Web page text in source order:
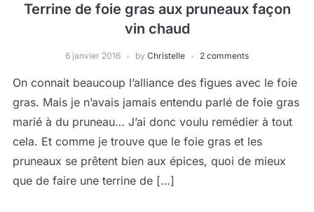
Terrine de foie gras aux pruneaux façon
vin chaud
6 janvier 2016 by Christelle 2 comments
On connait beaucoup l’alliance des figues avec le foie
gras. Mais je n’avais jamais entendu parlé de foie gras
marié à du pruneau… J’ai donc voulu remédier à tout
cela. Et comme je trouve que le foie gras et les
pruneaux se prêtent bien aux épices, quoi de mieux
que de faire une terrine de […]